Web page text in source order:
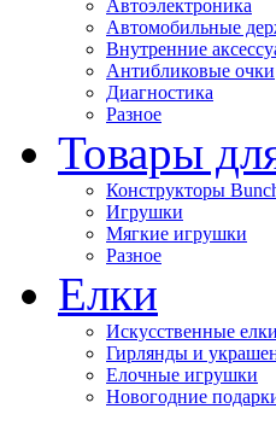
Автоэлектроника
Автомобильные
Внутренние
Антибликовые очки
Диагностика
Разное
Товары
Конструкторы
Игрушки
Мягкие игрушки
Разное
Елки
Искусственные елки
Гирлянды и
Елочные игрушки
Новогодние